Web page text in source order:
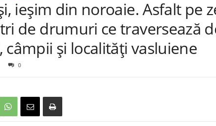
ieșim din noroaie. Asfalt pe
de drumuri ce traversează
câmpii și localități vasluiene
0